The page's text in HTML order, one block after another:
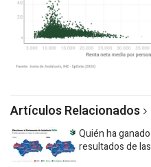
Artículos Relacionados
Quién ha
resultados de